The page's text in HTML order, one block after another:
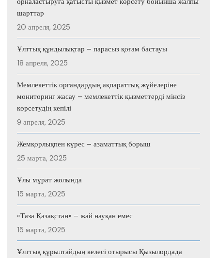
шарттар
20 апреля, 2025
Ұлттық құндылықтар – парасыз қоғам бастауы
18 апреля, 2025
Мемлекеттік органдардың ақпараттық жүйелеріне
мониторинг жасау – мемлекеттік қызметтерді мінсіз
көрсетудің кепілі
9 апреля, 2025
Жемқорлықпен күрес – азаматтық борыш
25 марта, 2025
Ұлы мұрат жолында
15 марта, 2025
«Таза Қазақстан» – жай науқан емес
15 марта, 2025
Ұлттық құрылтайдың келесі отырысы Қызылордада